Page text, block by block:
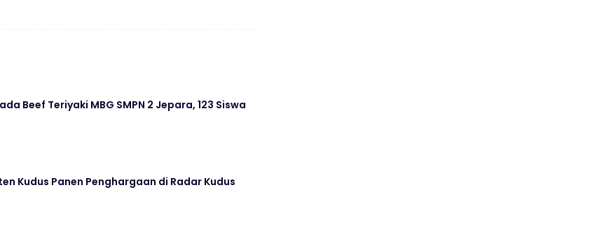
Beef Teriyaki MBG SMPN 2 Jepara, 123 Siswa
Kudus Panen Penghargaan di Radar Kudus